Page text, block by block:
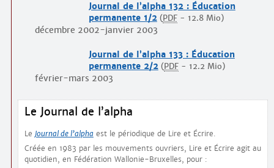
Journal de l’alpha 132 : Éducation
permanente 1/2 ( PDF- 12.8 Mio)
décembre 2002-janvier 2003
Journal de l’alpha 133 : Éducation
permanente 2/2 ( PDF- 12.2 Mio)
février-mars 2003
Le Journal de l’alpha
Le Journal de l’alphaest le périodique de Lire et Écrire.
Créée en 1983 par les mouvements ouvriers, Lire et Écrire agit au
quotidien, en Fédération Wallonie-Bruxelles, pour :